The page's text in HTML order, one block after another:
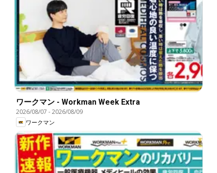
ワークマン - Workman Week Extra
2026/08/07 -2026/08/09
ワークマン